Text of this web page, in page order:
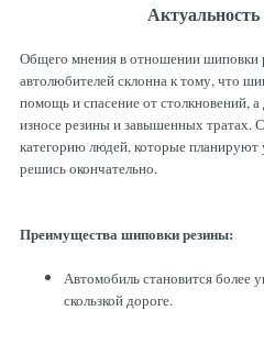
Общего мнения в отношении шиповки
автолюбителей склонна к тому, что
помощь и спасение от столкновений,
износе резины и завышенных тратах.
категорию людей, которые
решись окончательно.
Преимущества шиповки резины:
Автомобиль становится более
скользкой дороге.
РОЛИКИ
ТОРМОЗНЫЕ